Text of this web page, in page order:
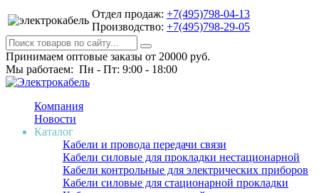
Отдел продаж: +7(495)798-04-13
Производство: +7(495)798-29-05
Принимаем оптовые заказы от 20000 руб.
Мы работаем: Пн - Пт: 9:00 - 18:00
Компания
Новости
Каталог
Кабели и провода передачи связи
Кабели силовые для прокладки нестационарной
Кабели контрольные для электрических приборов
Кабели силовые для стационарной прокладки